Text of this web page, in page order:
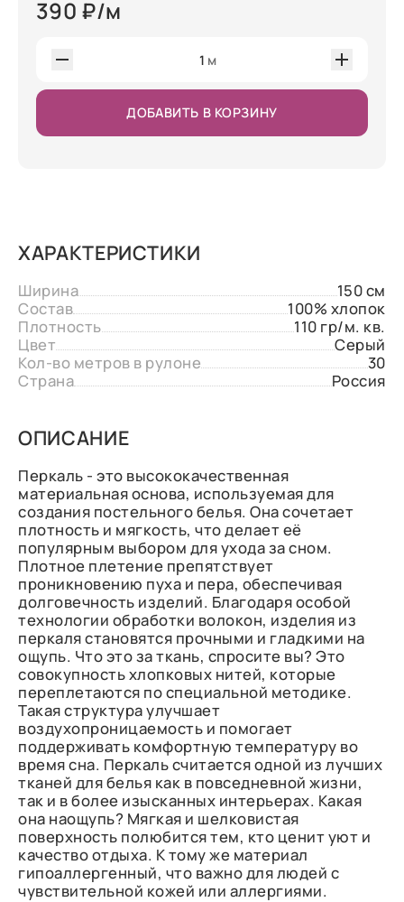
390 ₽/м
1 м
ДОБАВИТЬ В КОРЗИНУ
ХАРАКТЕРИСТИКИ
Ширина
150 см
Состав
100% хлопок
Плотность
110 гр/м. кв.
Цвет
Серый
Кол-во метров в рулоне
30
Страна
Россия
ОПИСАНИЕ
Перкаль - это высококачественная
материальная основа, используемая для
создания постельного белья. Она сочетает
плотность и мягкость, что делает её
популярным выбором для ухода за сном.
Плотное плетение препятствует
проникновению пуха и пера, обеспечивая
долговечность изделий. Благодаря особой
технологии обработки волокон, изделия из
перкаля становятся прочными и гладкими на
ощупь. Что это за ткань, спросите вы? Это
совокупность хлопковых нитей, которые
переплетаются по специальной методике.
Такая структура улучшает
воздухопроницаемость и помогает
поддерживать комфортную температуру во
время сна. Перкаль считается одной из лучших
тканей для белья как в повседневной жизни,
так и в более изысканных интерьерах. Какая
она наощупь? Мягкая и шелковистая
поверхность полюбится тем, кто ценит уют и
качество отдыха. К тому же материал
гипоаллергенный, что важно для людей с
чувствительной кожей или аллергиями.